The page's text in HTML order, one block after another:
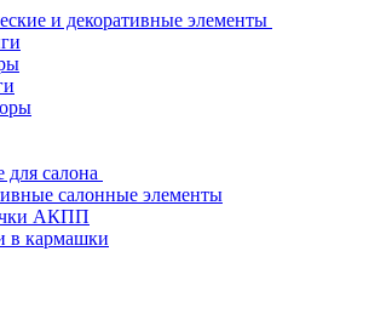
и декоративные элементы
для салона
салонные элементы
АКПП
в кармашки